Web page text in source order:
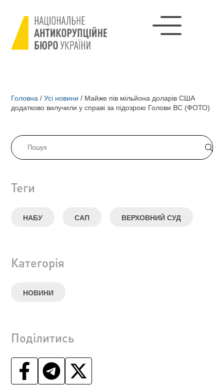
Головна / Усі новини / Майже пів мільйона доларів США
додатково вилучили у справі за підозрою Голови ВС (ФОТО)
Теги
НАБУ САП ВЕРХОВНИЙ СУД
Категорія
НОВИНИ
Поділитись